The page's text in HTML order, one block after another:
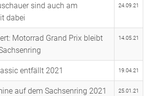
sind auch am
dabei
24.09.21
Motorrad Grand Prix bleibt
14.05.21
entfällt 2021 19.04.21
auf dem Sachsenring 2021 25.01.21